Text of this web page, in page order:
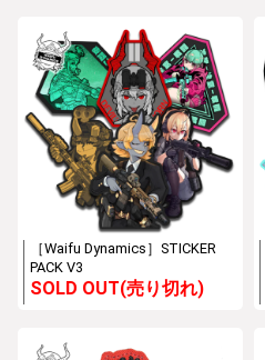
［Waifu Dynamics］STICKER
PACK V3
SOLD OUT(売り切れ)